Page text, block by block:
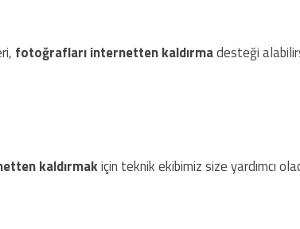
fotoğrafları internetten kaldırmadesteği
kaldırmakiçin teknik ekibimiz size yardımcı